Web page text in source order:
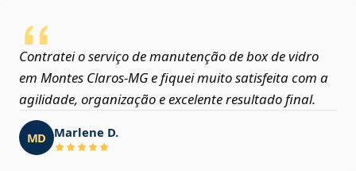
Contratei o serviço de manutenção de box de vidro
em Montes Claros‑MG e fiquei muito satisfeita com a
agilidade, organização e excelente resultado final.
MD Marlene D.